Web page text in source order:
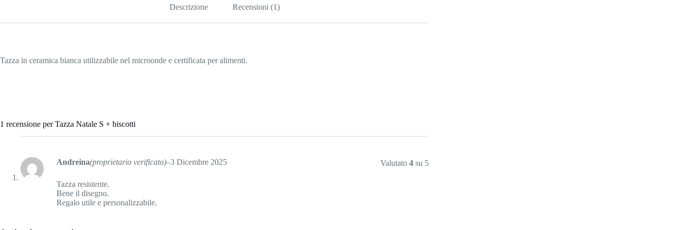
Descrizione Recensioni (1)
Tazza in ceramica bianca utilizzabile nel microonde e certificata per alimenti.
1 recensione perTazza Natale S + biscotti
Valutato 4su 5
Andreina(proprietario verificato)–3 Dicembre 2025
Tazza resistente.
Bene il disegno.
Regalo utile e personalizzabile.